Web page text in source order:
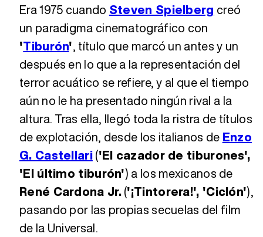
Era 1975 cuando Steven Spielberg creó
un paradigma cinematográfico con
'Tiburón', título que marcó un antes y un
después en lo que a la representación del
terror acuático se refiere, y al que el tiempo
aún no le ha presentado ningún rival a la
altura. Tras ella, llegó toda la ristra de títulos
de explotación, desde los italianos de Enzo
G. Castellari('El cazador de tiburones',
'El último tiburón') a los mexicanos de
René Cardona Jr.('¡Tintorera!', 'Ciclón'),
pasando por las propias secuelas del film
de la Universal.